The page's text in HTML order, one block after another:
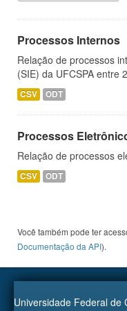
Processos Internos
Relação de processos
(SIE) da UFCSPA entre
CSV ODT
Processos
Relação de processos
CSV ODT
Você também pode ter
Documentação da API).
Universidade Federal de